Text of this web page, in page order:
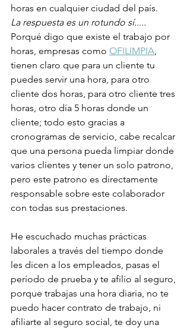
horas en cualquier ciudad del país.
La respuesta es un rotundo sí.....
Porqué digo que existe el trabajo por
horas, empresas como OFILIMPIA,
tienen claro que para un cliente tu
puedes servir una hora, para otro
cliente dos horas, para otro cliente tres
horas, otro día 5 horas donde un
cliente; todo esto gracias a
cronogramas de servicio, cabe recalcar
que una persona pueda limpiar donde
varios clientes y tener un solo patrono,
pero este patrono es directamente
responsable sobre este colaborador
con todas sus prestaciones.
He escuchado muchas prácticas
laborales a través del tiempo donde
les dicen a los empleados, pasas el
período de prueba y te afilio al seguro,
porque trabajas una hora diaria, no te
puedo hacer contrato de trabajo, ni
afiliarte al seguro social, te doy una